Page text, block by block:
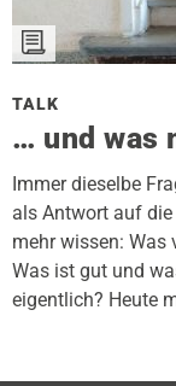
TALK
… und was
Immer dieselbe
als Antwort auf
mehr wissen: Was
Was ist gut und
eigentlich? Heute